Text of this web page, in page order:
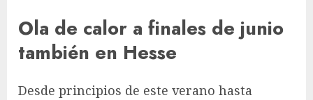
Ola de calor a finales de junio
también en Hesse
Desde principios de este verano hasta